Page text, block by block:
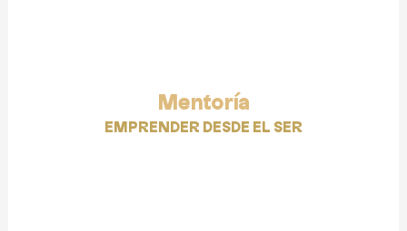
Mentoría
EMPRENDER DESDE EL SER